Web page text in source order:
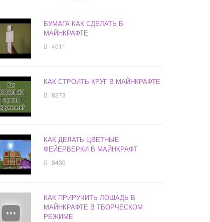
БУМАГА КАК СДЕЛАТЬ В
МАЙНКРАФТЕ
4011
КАК СТРОИТЬ КРУГ В МАЙНКРАФТЕ
8273
КАК ДЕЛАТЬ ЦВЕТНЫЕ
ФЕЙЕРВЕРКИ В МАЙНКРАФТ
9430
КАК ПРИРУЧИТЬ ЛОШАДЬ В
МАЙНКРАФТЕ В ТВОРЧЕСКОМ
РЕЖИМЕ